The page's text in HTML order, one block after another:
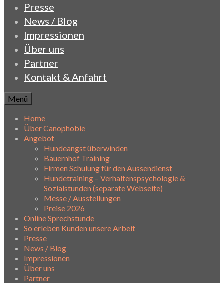
Presse
News / Blog
Impressionen
Über uns
Partner
Kontakt & Anfahrt
Menü
Home
Über Canophobie
Angebot
Hundeangst überwinden
Bauernhof Training
Firmen Schulung für den Aussendienst
Hundetraining – Verhaltenspsychologie &
Sozialstunden (separate Webseite)
Messe / Ausstellungen
Preise 2026
Online Sprechstunde
So erleben Kunden unsere Arbeit
Presse
News / Blog
Impressionen
Über uns
Partner